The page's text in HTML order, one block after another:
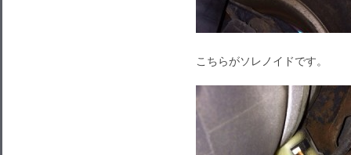
こちらがソレノイドです。